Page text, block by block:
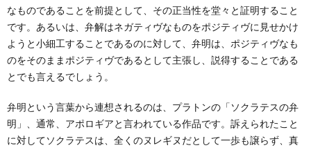
なものであることを前提として、その正当性を堂々と証明すること
です。あるいは、弁解はネガティヴなものをポジティヴに見せかけ
ようと小細工することであるのに対して、弁明は、ポジティヴなも
のをそのままポジティヴであるとして主張し、説得することである
とでも言えるでしょう。
弁明という言葉から連想されるのは、プラトンの「ソクラテスの弁
明」、通常、アポロギアと言われている作品です。訴えられたこと
に対してソクラテスは、全くのヌレギヌだとして一歩も譲らず、真